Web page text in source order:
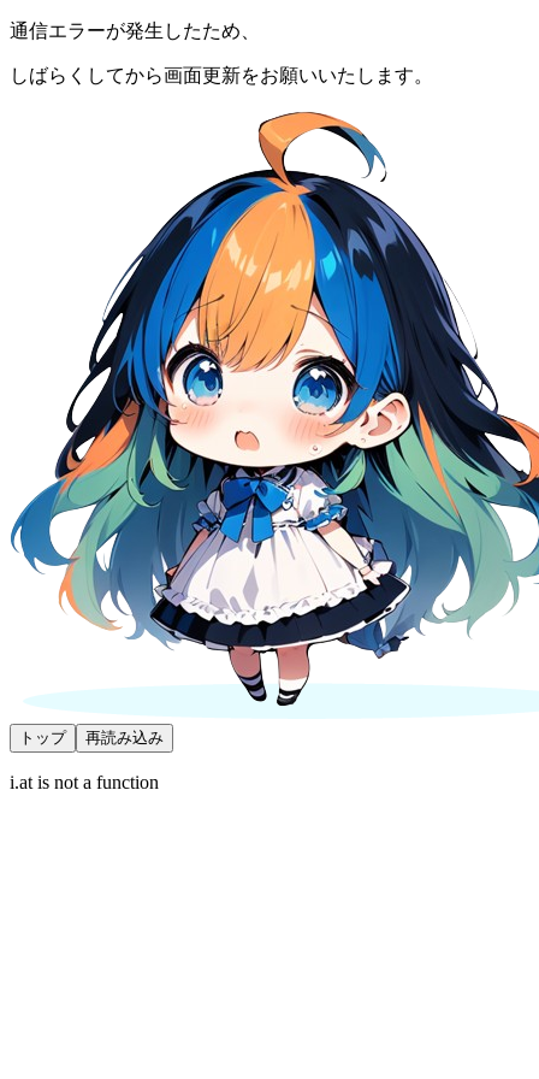
通信エラーが発生したため、
しばらくしてから画面更新をお願いいたします。
トップ 再読み込み
i.at is not a function